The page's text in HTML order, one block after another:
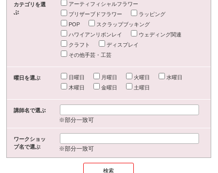
カテゴリを選
ぶ
アーティフィシャルフラワー
プリザーブドフラワー
ラッピング
POP
スクラップブッキング
ハワイアンリボンレイ
ウェディング関連
クラフト
ディスプレイ
その他手芸・工芸
曜日を選ぶ 日曜日 月曜日 火曜日
水曜日
木曜日
金曜日 土曜日
講師名で選ぶ
※部分一致可
ワークショッ
プ名で選ぶ
※部分一致可